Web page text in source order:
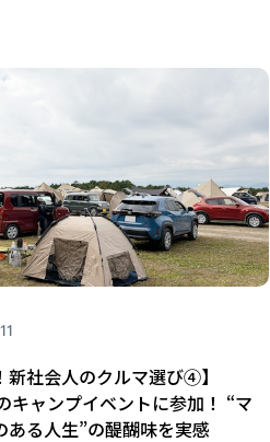
新社会人のクルマ選び④】
キャンプイベントに参加！ “マ
ある人生”の醍醐味を実感